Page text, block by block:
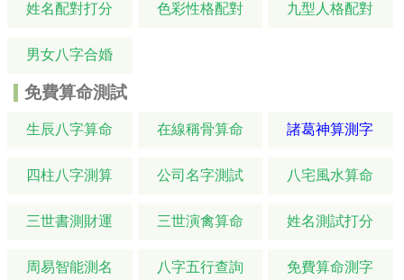
姓名配對打分 色彩性格配對 九型人格配對
男女八字合婚
免費算命測試
生辰八字算命 在線稱骨算命 諸葛神算測字
四柱八字測算 公司名字測試 八宅風水算命
三世書測財運 三世演禽算命 姓名測試打分
周易智能測名 八字五行查詢 免費算命測字